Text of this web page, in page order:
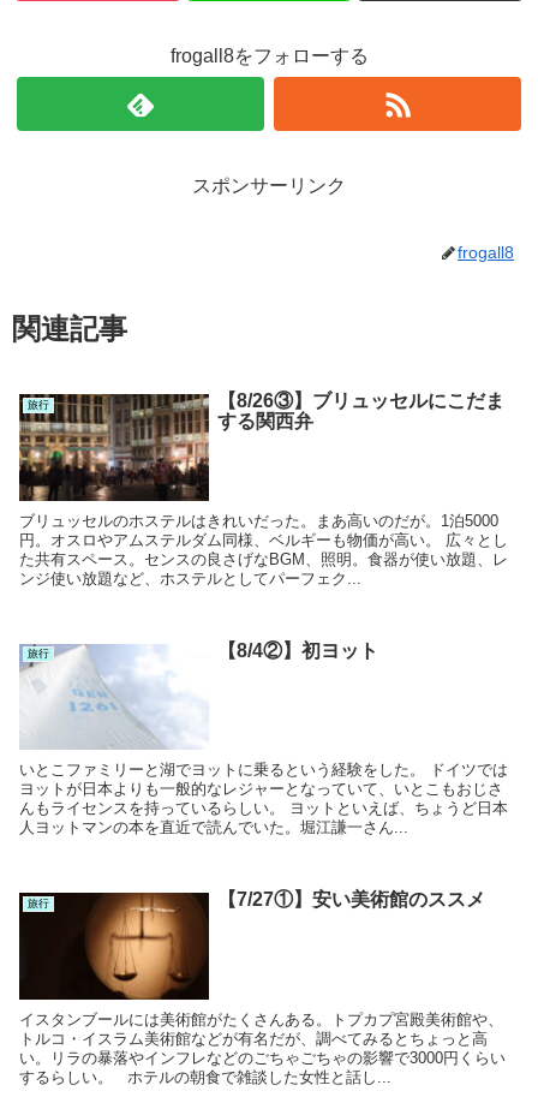
frogall8をフォローする
スポンサーリンク
frogall8
関連記事
旅行
【8/26③】ブリュッセルにこだま
する関西弁
ブリュッセルのホステルはきれいだった。まあ高いのだが。1泊5000
円。オスロやアムステルダム同様、ベルギーも物価が高い。 広々とし
た共有スペース。センスの良さげなBGM、照明。食器が使い放題、レ
ンジ使い放題など、ホステルとしてパーフェク...
旅行 【8/4②】初ヨット
いとこファミリーと湖でヨットに乗るという経験をした。 ドイツでは
ヨットが日本よりも一般的なレジャーとなっていて、いとこもおじさ
んもライセンスを持っているらしい。 ヨットといえば、ちょうど日本
人ヨットマンの本を直近で読んでいた。堀江謙一さん...
旅行 【7/27①】安い美術館のススメ
イスタンブールには美術館がたくさんある。トプカプ宮殿美術館や、
トルコ・イスラム美術館などが有名だが、調べてみるとちょっと高
い。リラの暴落やインフレなどのごちゃごちゃの影響で3000円くらい
するらしい。 ホテルの朝食で雑談した女性と話し...